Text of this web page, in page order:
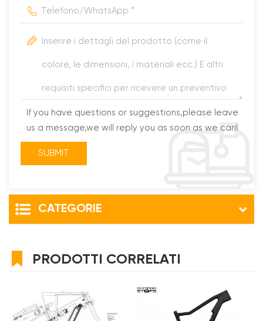
If you have questions or suggestions,please leave
us a message,we will reply you as soon as we can!
CATEGORIE
PRODOTTI CORRELATI